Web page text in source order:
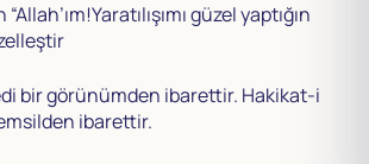
güzel yaptığın
bir görünümden ibarettir. Hakikat-i
ibarettir.